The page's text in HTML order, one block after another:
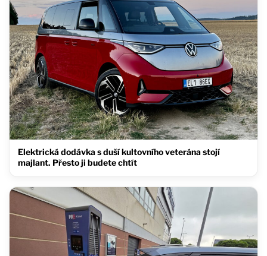
Elektrická dodávka s duší kultovního veterána stojí
majlant. Přesto ji budete chtít